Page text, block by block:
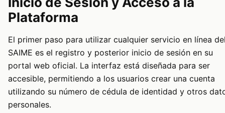
Plataforma
El primer paso para utilizar cualquier servicio en línea
SAIME es el registro y posterior inicio de sesión en su
portal web oficial. La interfaz está diseñada para ser
accesible, permitiendo a los usuarios crear una cuenta
utilizando su número de cédula de identidad y otros
personales.